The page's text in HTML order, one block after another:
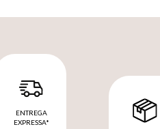
ENTREGA
EXPRESSA*